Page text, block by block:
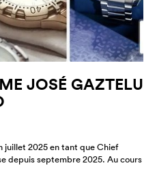
JOSÉ GAZTELU
juillet 2025 en tant que Chief
depuis septembre 2025. Au cours